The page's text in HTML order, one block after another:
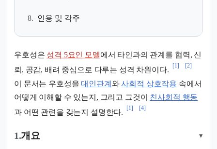
8. 인용 및 각주
우호성은 성격 5요인 모델에서 타인과의 관계를 협력, 신
뢰, 공감, 배려 중심으로 다루는 성격 차원이다.
[1] [2]
이 문서는 우호성을대인관계 와사회적 상호작용 속에서
어떻게 이해할 수 있는지, 그리고 그것이 친사회적 행동
과 어떤 관련을 갖는지 설명한다.
[1] [4]
1.개요 ▾